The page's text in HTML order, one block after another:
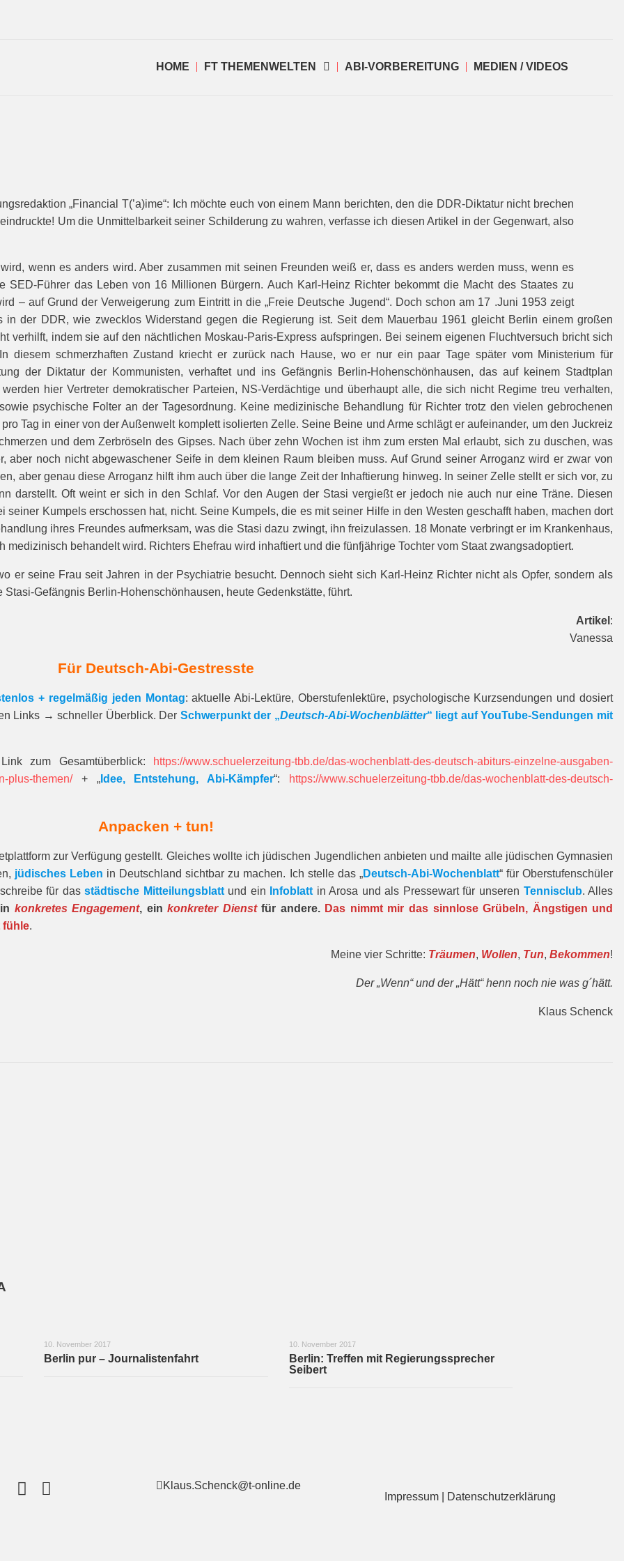
HOME FT THEMENWELTEN ABI-VORBEREITUNG MEDIEN / VIDEOS
„Financial T(’a)ime“: Ich möchte euch von einem Mann berichten, den die DDR-Diktatur nicht brechen
Um die Unmittelbarkeit seiner Schilderung zu wahren, verfasse ich diesen Artikel in der Gegenwart, also
wenn es anders wird. Aber zusammen mit seinen Freunden weiß er, dass es anders werden muss, wenn es
SED-Führer das Leben von 16 Millionen Bürgern. Auch Karl-Heinz Richter bekommt die Macht des Staates zu
– auf Grund der Verweigerung zum Eintritt in die „Freie Deutsche Jugend“. Doch schon am 17 .Juni 1953 zeigt
der DDR, wie zwecklos Widerstand gegen die Regierung ist. Seit dem Mauerbau 1961 gleicht Berlin einem großen
verhilft, indem sie auf den nächtlichen Moskau-Paris-Express aufspringen. Bei seinem eigenen Fluchtversuch bricht sich
diesem schmerzhaften Zustand kriecht er zurück nach Hause, wo er nur ein paar Tage später vom Ministerium für
der Diktatur der Kommunisten, verhaftet und ins Gefängnis Berlin-Hohenschönhausen, das auf keinem Stadtplan
hier Vertreter demokratischer Parteien, NS-Verdächtige und überhaupt alle, die sich nicht Regime treu verhalten,
psychische Folter an der Tagesordnung. Keine medizinische Behandlung für Richter trotz den vielen gebrochenen
Tag in einer von der Außenwelt komplett isolierten Zelle. Seine Beine und Arme schlägt er aufeinander, um den Juckreiz
und dem Zerbröseln des Gipses. Nach über zehn Wochen ist ihm zum ersten Mal erlaubt, sich zu duschen, was
aber noch nicht abgewaschener Seife in dem kleinen Raum bleiben muss. Auf Grund seiner Arroganz wird er zwar von
aber genau diese Arroganz hilft ihm auch über die lange Zeit der Inhaftierung hinweg. In seiner Zelle stellt er sich vor, zu
darstellt. Oft weint er sich in den Schlaf. Vor den Augen der Stasi vergießt er jedoch nie auch nur eine Träne. Diesen
seiner Kumpels erschossen hat, nicht. Seine Kumpels, die es mit seiner Hilfe in den Westen geschafft haben, machen dort
ihres Freundes aufmerksam, was die Stasi dazu zwingt, ihn freizulassen. 18 Monate verbringt er im Krankenhaus,
behandelt wird. Richters Ehefrau wird inhaftiert und die fünfjährige Tochter vom Staat zwangsadoptiert.
er seine Frau seit Jahren in der Psychiatrie besucht. Dennoch sieht sich Karl-Heinz Richter nicht als Opfer, sondern als
Gefängnis Berlin-Hohenschönhausen, heute Gedenkstätte, führt.
Artikel :
Vanessa
Für Deutsch-Abi-Gestresste
+ regelmäßig jeden Montag: aktuelle Abi-Lektüre, Oberstufenlektüre, psychologische Kurzsendungen und dosiert
Links → schneller Überblick. Der Schwerpunkt der „Deutsch-Abi-Wochenblätter“ liegt auf YouTube-Sendungen mit
zum Gesamt­über­blick:
https://www.schuelerzeitung-tbb.de/das-wochenblatt-des-deutsch-abiturs-einzelne-ausgaben-
plus-themen/+ „Idee, Entstehung, Abi-Kämpfer“:
https://www.schuelerzeitung-tbb.de/das-wochenblatt-des-deutsch-
Anpacken + tun!
zur Verfügung gestellt. Gleiches wollte ich jüdischen Jugendlichen anbieten und mailte alle jüdischen Gymnasien
jüdisches Leben in Deutschland sichtbar zu machen. Ich stelle das „Deutsch-Abi-Wochenblatt“ für Oberstufenschüler
für dasstädtische Mitteilungsblattund ein Infoblatt in Arosa und als Pressewart für unseren Tennisclub. Alles
konkretes Engagement, einkonkreter Dienstfür andere. Das nimmt mir das sinnlose Grübeln, Ängstigen und
fühle.
Meine vier Schritte: Träumen, Wollen, Tun, Bekommen!
Der „Wenn“ und der „Hätt“ henn noch nie was g´hätt.
Klaus Schenck
10. November 2017
Berlin pur – Journalistenfahrt
10. November 2017
Berlin: Treffen mit Regierungssprecher
Seibert
Klaus.Schenck@t-online.de
Impressum
Datenschutzerklärung